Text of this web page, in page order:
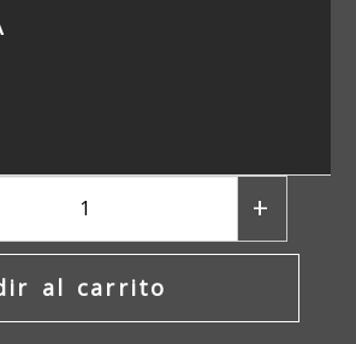
+
al carrito